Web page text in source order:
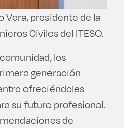
Vera, presidente de la
Civiles del ITESO.
los
generación
ofreciéndoles
su futuro profesional.
de